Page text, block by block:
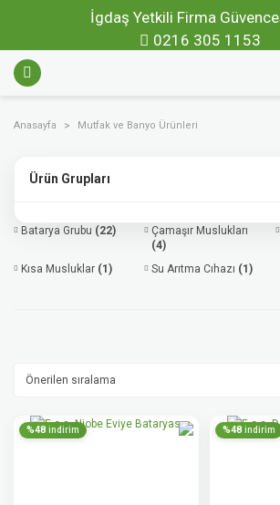
İgdaş Yetkili Firma
0216 305 1153
Anasayfa Mutfak ve Banyo Ürünleri
Ürün Grupları
Batarya Grubu (22)
Çamaşır Muslukları
(4)
Kısa Musluklar (1) Su Arıtma Cıhazı (1)
%48 indirim %48 indirim